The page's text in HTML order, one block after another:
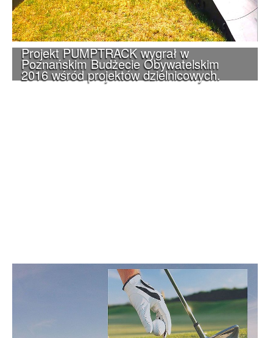
Projekt PUMPTRACK wygrał w
Poznańskim Budżecie Obywatelskim
2016 wśród projektów dzielnicowych.